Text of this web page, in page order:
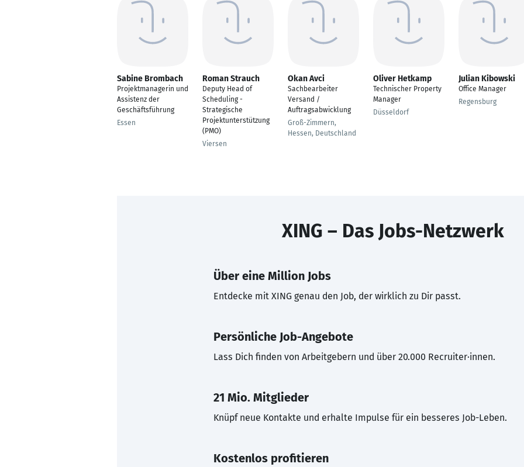
Sabine Brombach
Projektmanagerin und
Assistenz der
Geschäftsführung
Essen
Roman Strauch
Deputy Head of
Scheduling -
Strategische
Projektunterstützung
(PMO)
Viersen
Okan Avci
Sachbearbeiter
Versand /
Auftragsabwicklung
Groß-Zimmern,
Hessen, Deutschland
Oliver Hetkamp
Technischer Property
Manager
Düsseldorf
Julian Kibowski
Office Manager
Regensburg
XING – Das Jobs-Netzwerk
Über eine Million Jobs
Entdecke mit XING genau den Job, der wirklich zu Dir passt.
Persönliche Job-Angebote
Lass Dich finden von Arbeitgebern und über 20.000 Recruiter·innen.
21 Mio. Mitglieder
Knüpf neue Kontakte und erhalte Impulse für ein besseres Job-Leben.
Kostenlos profitieren